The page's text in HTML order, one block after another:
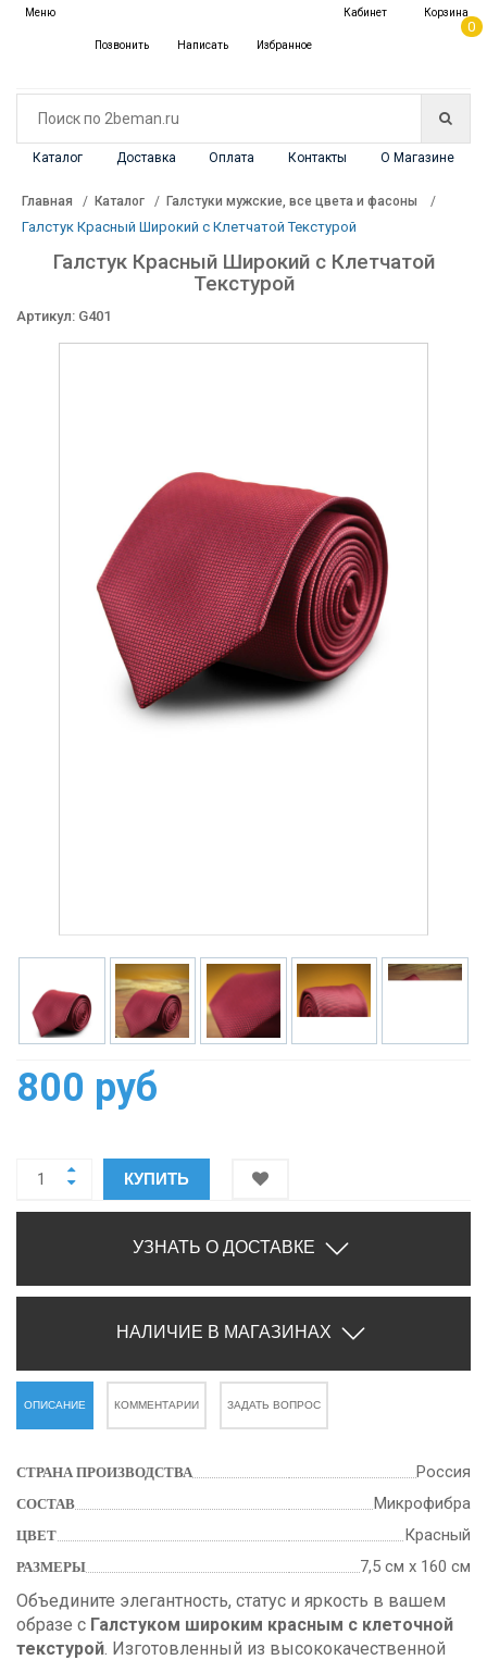
Каталог Доставка Оплата Контакты О Магазине
Каталог
Главная Каталог Галстуки мужские, все цвета и фасоны
Галстук Красный Широкий с Клетчатой Текстурой
Галстук Красный Широкий с Клетчатой
Текстурой
Артикул: G401
800 руб
КУПИТЬ
УЗНАТЬ О ДОСТАВКЕ
НАЛИЧИЕ В МАГАЗИНАХ
ОПИСАНИЕ КОММЕНТАРИИ ЗАДАТЬ ВОПРОС
СТРАНА ПРОИЗВОДСТВА Россия
СОСТАВ Микрофибра
ЦВЕТ Красный
РАЗМЕРЫ 7,5 см х 160 см
Объедините элегантность, статус и яркость в вашем
образе с Галстуком широким красным с клеточной
текстурой. Изготовленный из высококачественной
Меню
Позвонить Написать Избранное
Кабинет Корзина
0